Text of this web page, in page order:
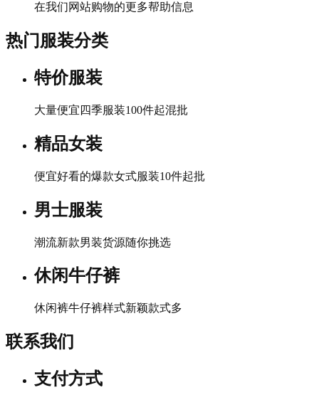
在我们网站购物的更多帮助信息
热门服装分类
特价服装
大量便宜四季服装100件起混批
精品女装
便宜好看的爆款女式服装10件起批
男士服装
潮流新款男装货源随你挑选
休闲牛仔裤
休闲裤牛仔裤样式新颖款式多
联系我们
支付方式